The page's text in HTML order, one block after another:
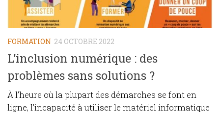
FORMATION 24 OCTOBRE 2022
L’inclusion numérique : des
problèmes sans solutions ?
À l’heure où la plupart des démarches se font en
ligne, l’incapacité à utiliser le matériel informatique